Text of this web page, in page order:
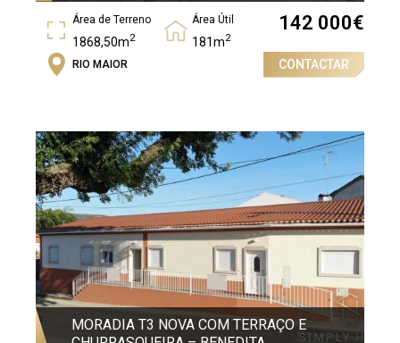
Área de Terreno
1868,50m2
Área Útil
181m2
Área Bruta
142 000€
RIO MAIOR CONTACTAR
MORADIA T3 NOVA COM TERRAÇO E